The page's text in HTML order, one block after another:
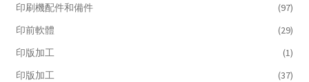
印刷機配件和備件
(97)
印前軟體
(29)
印版加工
(1)
印版加工
(37)